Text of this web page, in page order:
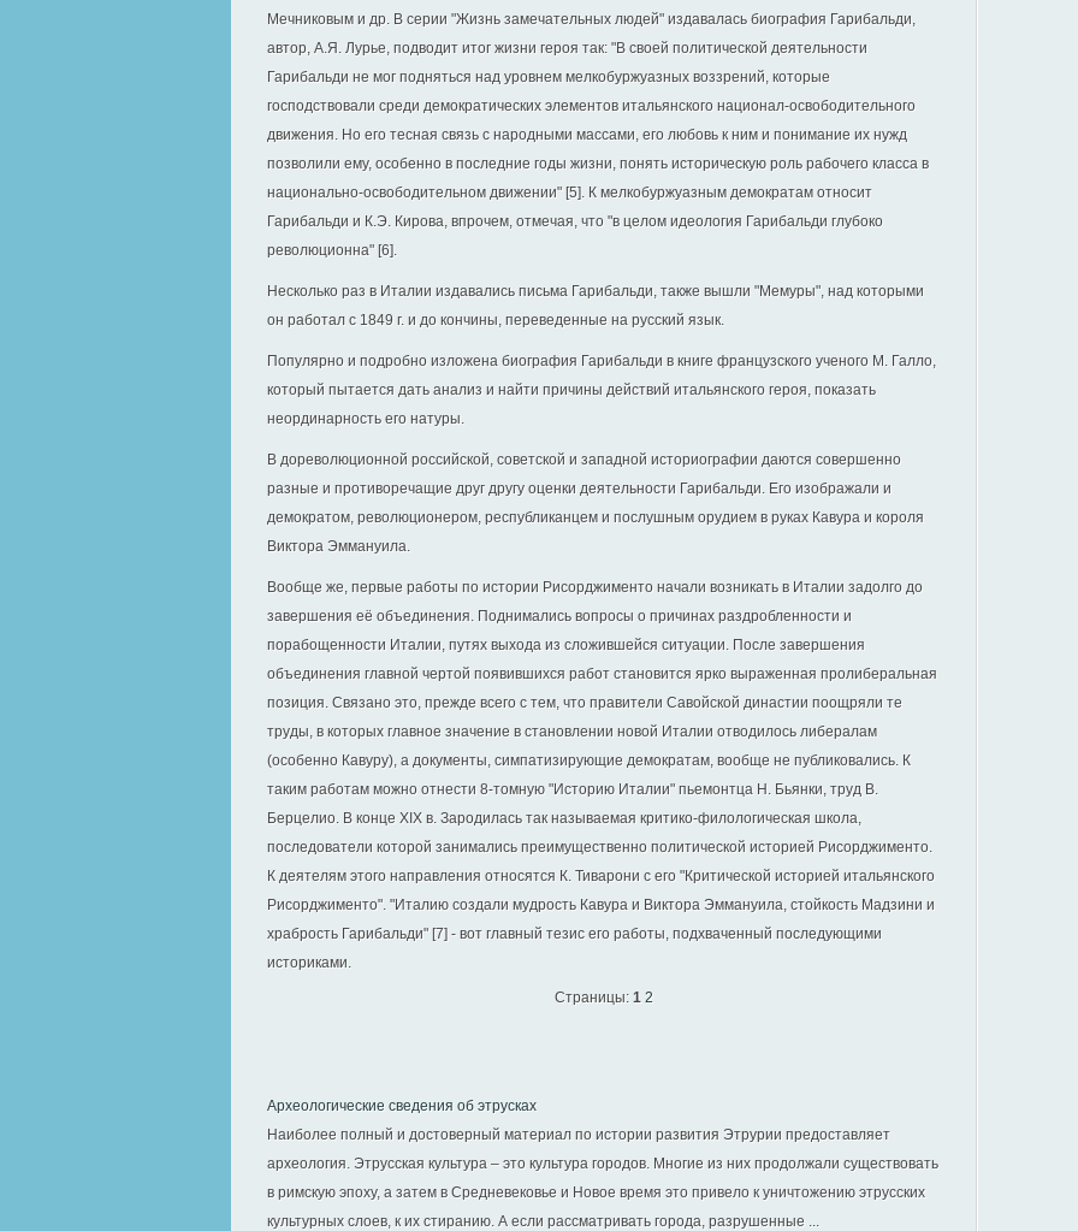
Мечниковым и др. В серии "Жизнь замечательных людей" издавалась биография Гарибальди,
автор, А.Я. Лурье, подводит итог жизни героя так: "В своей политической деятельности
Гарибальди не мог подняться над уровнем мелкобуржуазных воззрений, которые
господствовали среди демократических элементов итальянского национал-освободительного
движения. Но его тесная связь с народными массами, его любовь к ним и понимание их нужд
позволили ему, особенно в последние годы жизни, понять историческую роль рабочего класса в
национально-освободительном движении" [5]. К мелкобуржуазным демократам относит
Гарибальди и К.Э. Кирова, впрочем, отмечая, что "в целом идеология Гарибальди глубоко
революционна" [6].
Несколько раз в Италии издавались письма Гарибальди, также вышли "Мемуры", над которыми
он работал с 1849 г. и до кончины, переведенные на русский язык.
Популярно и подробно изложена биография Гарибальди в книге французского ученого М. Галло,
который пытается дать анализ и найти причины действий итальянского героя, показать
неординарность его натуры.
В дореволюционной российской, советской и западной историографии даются совершенно
разные и противоречащие друг другу оценки деятельности Гарибальди. Его изображали и
демократом, революционером, республиканцем и послушным орудием в руках Кавура и короля
Виктора Эммануила.
Вообще же, первые работы по истории Рисорджименто начали возникать в Италии задолго до
завершения её объединения. Поднимались вопросы о причинах раздробленности и
порабощенности Италии, путях выхода из сложившейся ситуации. После завершения
объединения главной чертой появившихся работ становится ярко выраженная пролиберальная
позиция. Связано это, прежде всего с тем, что правители Савойской династии поощряли те
труды, в которых главное значение в становлении новой Италии отводилось либералам
(особенно Кавуру), а документы, симпатизирующие демократам, вообще не публиковались. К
таким работам можно отнести 8-томную "Историю Италии" пьемонтца Н. Бьянки, труд В.
Берцелио. В конце XIX в. Зародилась так называемая критико-филологическая школа,
последователи которой занимались преимущественно политической историей Рисорджименто.
К деятелям этого направления относятся К. Тиварони с его "Критической историей итальянского
Рисорджименто". "Италию создали мудрость Кавура и Виктора Эммануила, стойкость Мадзини и
храбрость Гарибальди" [7] - вот главный тезис его работы, подхваченный последующими
историками.
Страницы: 1 2
Археологические сведения об этрусках
Наиболее полный и достоверный материал по истории развития Этрурии предоставляет
археология. Этрусская культура – это культура городов. Многие из них продолжали существовать
в римскую эпоху, а затем в Средневековье и Новое время это привело к уничтожению этрусских
культурных слоев, к их стиранию. А если рассматривать города, разрушенные ...